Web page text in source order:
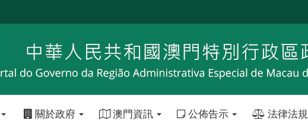
關於政府 澳門資訊 公佈告示 法律法規